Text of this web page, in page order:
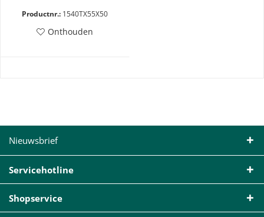
Productnr.: 1540TX55X50
Onthouden
Nieuwsbrief
Servicehotline
Shopservice